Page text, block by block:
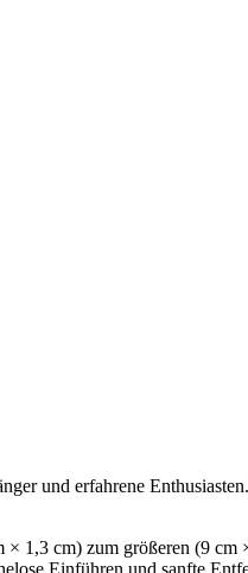
und erfahrene
1,3 cm) zum größeren (9 cm
Einführen und sanfte